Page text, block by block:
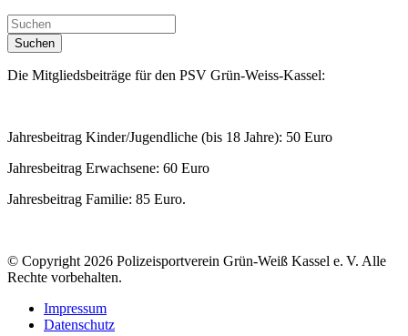
Suchen
Die Mitgliedsbeiträge für den PSV Grün-Weiss-Kassel:
Jahresbeitrag Kinder/Jugendliche (bis 18 Jahre): 50 Euro
Jahresbeitrag Erwachsene: 60 Euro
Jahresbeitrag Familie: 85 Euro.
© Copyright 2026 Polizeisportverein Grün-Weiß Kassel e. V. Alle
Rechte vorbehalten.
Impressum
Datenschutz